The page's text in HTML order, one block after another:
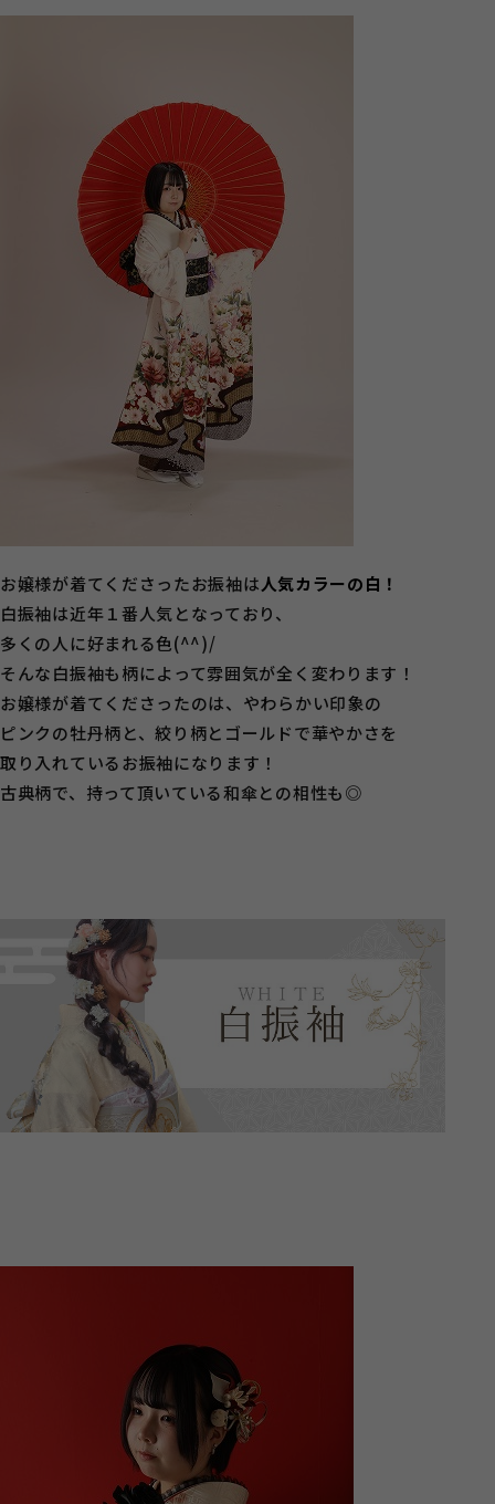
お嬢様が着てくださったお振袖は人気カラーの白！
白振袖は近年１番人気となっており、
多くの人に好まれる色(^^)/
そんな白振袖も柄によって雰囲気が全く変わります！
お嬢様が着てくださったのは、やわらかい印象の
ピンクの牡丹柄と、絞り柄とゴールドで華やかさを
取り入れているお振袖になります！
古典柄で、持って頂いている和傘との相性も◎